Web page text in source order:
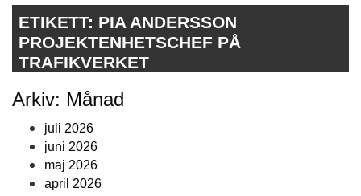
ETIKETT: PIA ANDERSSON
PROJEKTENHETSCHEF PÅ
TRAFIKVERKET
Arkiv: Månad
juli 2026
juni 2026
maj 2026
april 2026